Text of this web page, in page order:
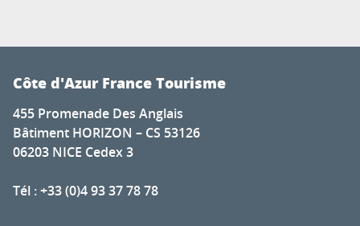
Côte d'Azur France Tourisme
455 Promenade Des Anglais
Bâtiment HORIZON – CS 53126
06203 NICE Cedex 3
Tél : +33 (0)4 93 37 78 78